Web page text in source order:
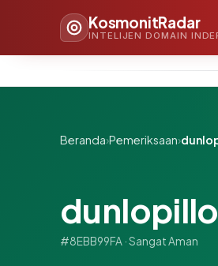
KosmonitRadar
INTELIJEN DOMAIN
Beranda›Pemeriksaan›
#8EBB99FA · Sangat Aman